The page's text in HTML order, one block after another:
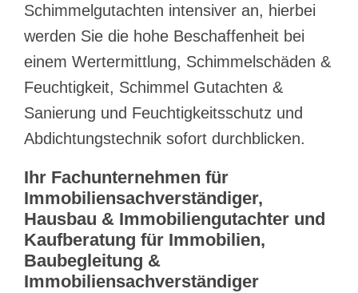
Schimmelgutachten intensiver an, hierbei
werden Sie die hohe Beschaffenheit bei
einem Wertermittlung, Schimmelschäden &
Feuchtigkeit, Schimmel Gutachten &
Sanierung und Feuchtigkeitsschutz und
Abdichtungstechnik sofort durchblicken.
Ihr Fachunternehmen für
Immobiliensachverständiger,
Hausbau & Immobiliengutachter und
Kaufberatung für Immobilien,
Baubegleitung &
Immobiliensachverständiger